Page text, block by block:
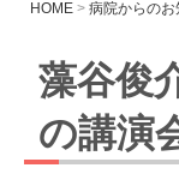
HOME> 病院からのお
藻谷俊
の講演